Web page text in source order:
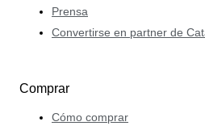
Prensa
Convertirse en partner de
Comprar
Cómo comprar